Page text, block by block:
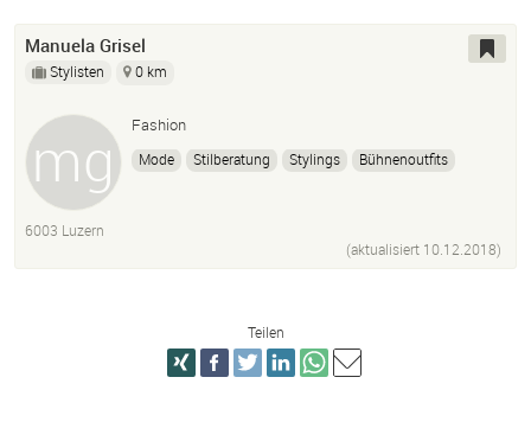
Manuela Grisel
Stylisten 0 km
Fashion
Mode Stilberatung Stylings
Bühnenoutfits
6003 Luzern
(aktualisiert 10.12.2018)
Teilen